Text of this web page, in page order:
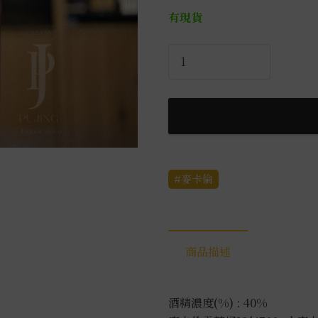
有現貨
桶
數
麥卡倫
商品描述
酒精濃度(%) : 40%